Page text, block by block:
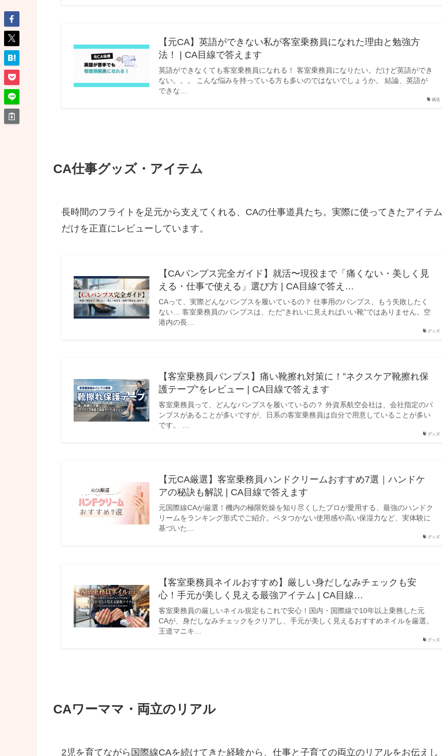
就活
【元CA】英語ができない私が客室乗務員になれた理由と勉強方
法！ | CA目線で答えます
英語ができなくても客室乗務員になれる！ 客室乗務員になりたい。だけど英語ができ
ない。。。 こんな悩みを持っている方も多いのではないでしょうか。 結論、英語が
できな…
CA仕事グッズ・アイテム
長時間のフライトを足元から支えてくれる、CAの仕事道具たち。実際に使ってきたアイテム
だけを正直にレビューしています。
グッズ
【CAパンプス完全ガイド】就活〜現役まで「痛くない・美しく見
える・仕事で使える」選び方 | CA目線で答え…
CAって、実際どんなパンプスを履いているの？ 仕事用のパンプス、もう失敗したく
ない… 客室乗務員のパンプスは、ただ“きれいに見えればいい靴”ではありません。空
港内の長…
グッズ
【客室乗務員パンプス】痛い靴擦れ対策に！”ネクスケア靴擦れ保
護テープ”をレビュー | CA目線で答えます
客室乗務員って、どんなパンプスを履いているの？ 外資系航空会社は、会社指定のパ
ンプスがあることが多いですが、日系の客室乗務員は自分で用意していることが多い
です。 …
グッズ
【元CA厳選】客室乗務員ハンドクリームおすすめ7選｜ハンドケ
アの秘訣も解説 | CA目線で答えます
元国際線CAが厳選！機内の極限乾燥を知り尽くしたプロが愛用する、最強のハンドク
リームをランキング形式でご紹介。ベタつかない使用感や高い保湿力など、実体験に
基づいた…
グッズ
【客室乗務員ネイルおすすめ】厳しい身だしなみチェックも安
心！手元が美しく見える最強アイテム | CA目線…
客室乗務員の厳しいネイル規定もこれで安心！国内・国際線で10年以上乗務した元
CAが、身だしなみチェックをクリアし、手元が美しく見えるおすすめネイルを厳選。
王道マニキ…
CAワーママ・両立のリアル
2児を育てながら国際線CAを続けてきた経験から、仕事と子育ての両立のリアルをお伝えし